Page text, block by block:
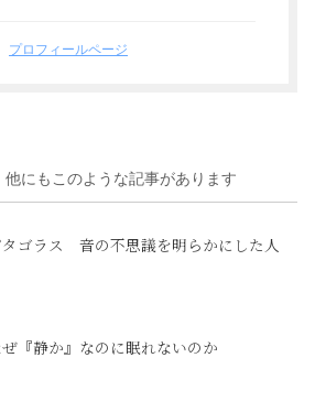
プロフィールページ
他にもこのような記事があります
タゴラス 音の不思議を明らかにした人
『静か』なのに眠れないのか